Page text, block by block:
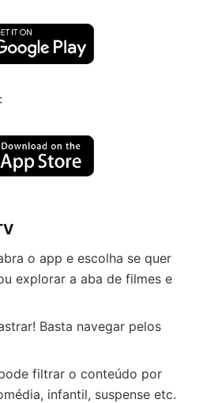
o app e escolha se quer
explorar a aba de filmes e
Basta navegar pelos
filtrar o conteúdo por
infantil, suspense etc.